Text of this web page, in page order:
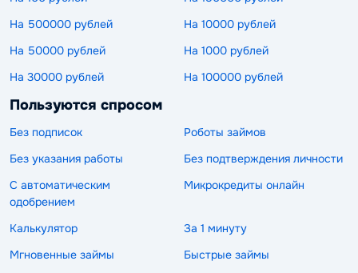
На 500000 рублей
На 10000 рублей
На 50000 рублей
На 1000 рублей
На 30000 рублей
На 100000 рублей
Пользуются спросом
Без подписок
Роботы займов
Без указания работы
Без подтверждения личности
С автоматическим
одобрением
Микрокредиты онлайн
Калькулятор
За 1 минуту
Мгновенные займы
Быстрые займы